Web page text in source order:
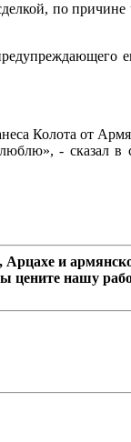
по
Колота от
- сказал в
и
цените нашу